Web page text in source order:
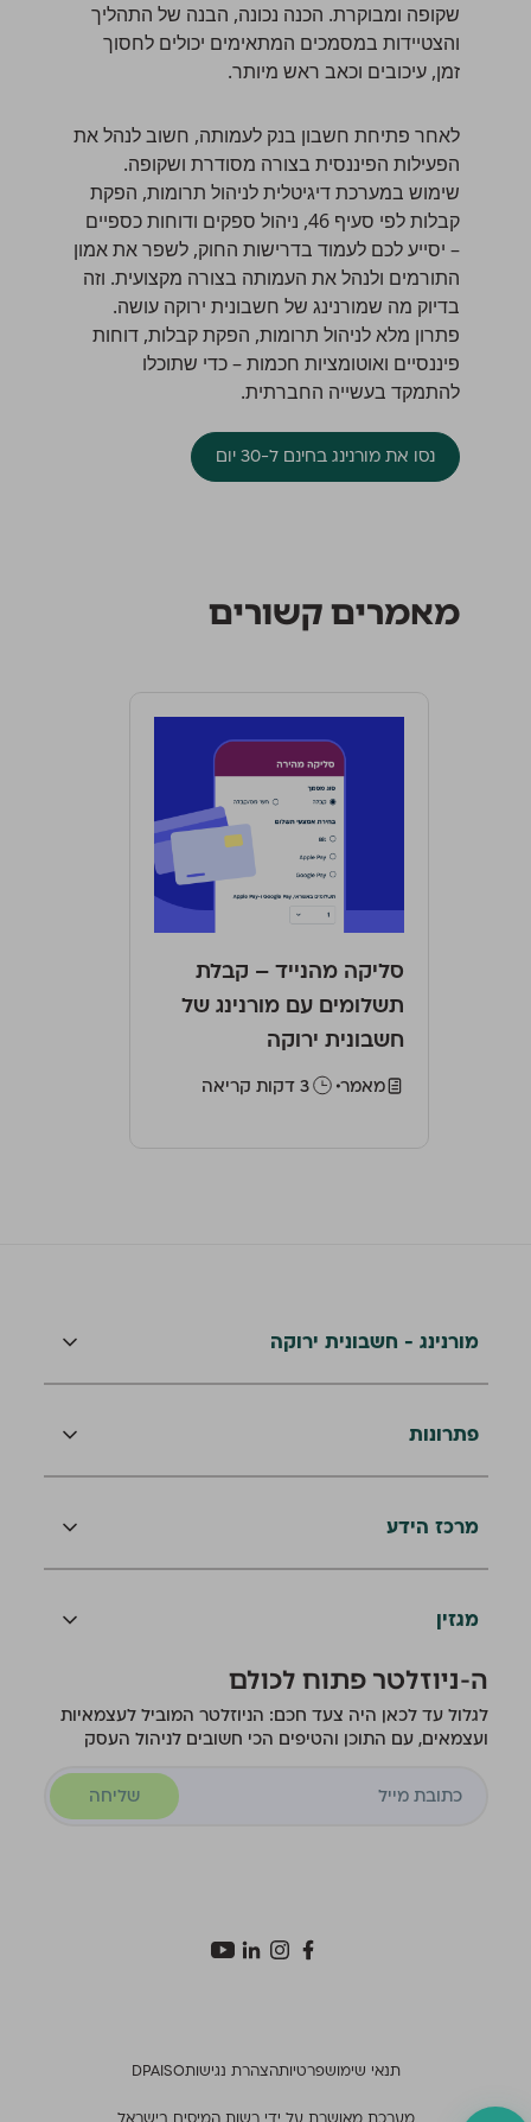
שקופה ומבוקרת. הכנה נכונה, הבנה של התהליך
והצטיידות במסמכים המתאימים יכולים לחסוך
זמן, עיכובים וכאב ראש מיותר.
לאחר פתיחת חשבון בנק לעמותה, חשוב לנהל את
הפעילות הפיננסית בצורה מסודרת ושקופה.
שימוש במערכת דיגיטלית לניהול תרומות, הפקת
קבלות לפי סעיף 46
, ניהול ספקים ודוחות כספיים
– יסייע לכם לעמוד בדרישות החוק, לשפר את אמון
התורמים ולנהל את העמותה בצורה מקצועית. וזה
בדיוק מה שמורנינג של חשבונית ירוקה עושה.
פתרון מלא לניהול תרומות, הפקת קבלות, דוחות
פיננסיים ואוטומציות חכמות – כדי שתוכלו
להתמקד בעשייה החברתית.
נסו את מורנינג בחינם ל-30 יום
מאמרים קשורים
סליקה מהנייד – קבלת
תשלומים עם מורנינג של
חשבונית ירוקה
מאמר ‫3 דקות קריאה
מורנינג - חשבונית ירוקה
פתרונות
מרכז הידע
מגזין
ה-ניוזלטר פתוח לכולם
לגלול עד לכאן היה צעד חכם: הניוזלטר המוביל לעצמאיות
ועצמאים, עם התוכן והטיפים הכי חשובים לניהול העסק
שליחה
תנאי שימושפרטיותהצהרת נגישותISO
DPA